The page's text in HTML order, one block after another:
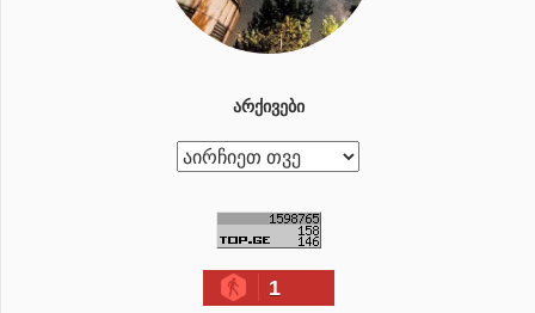
ᲐᲠᲥᲘᲕᲔᲑᲘ
ა
1